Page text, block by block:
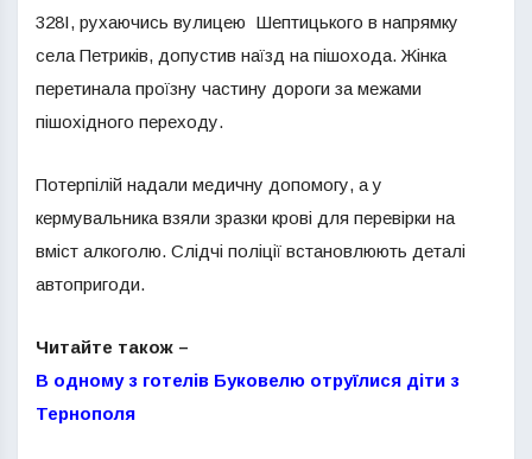
328I, рухаючись вулицею Шептицького в напрямку
села Петриків, допустив наїзд на пішохода. Жінка
перетинала проїзну частину дороги за межами
пішохідного переходу.
Потерпілій надали медичну допомогу, а у
кермувальника взяли зразки крові для перевірки на
вміст алкоголю. Слідчі поліції встановлюють деталі
автопригоди.
Читайте також –
В одному з готелів Буковелю отруїлися діти з
Тернополя